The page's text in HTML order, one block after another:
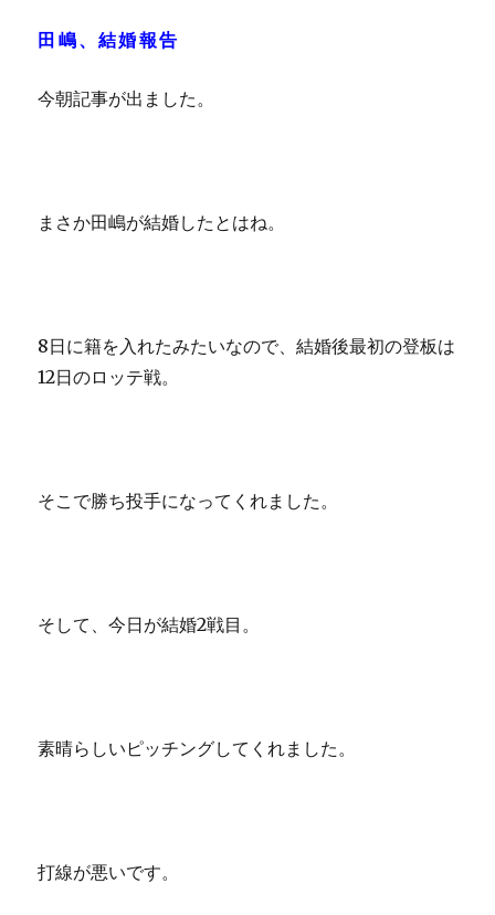
田嶋、結婚報告
今朝記事が出ました。
まさか田嶋が結婚したとはね。
8日に籍を入れたみたいなので、結婚後最初の登板は
12日のロッテ戦。
そこで勝ち投手になってくれました。
そして、今日が結婚2戦目。
素晴らしいピッチングしてくれました。
打線が悪いです。